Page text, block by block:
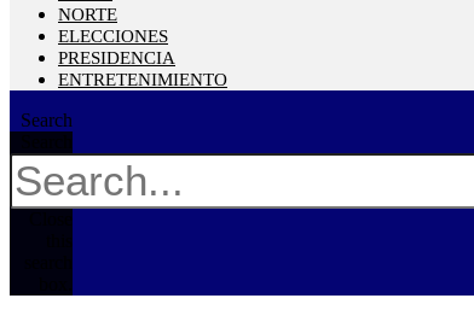
NORTE
ELECCIONES
PRESIDENCIA
ENTRETENIMIENTO
Search